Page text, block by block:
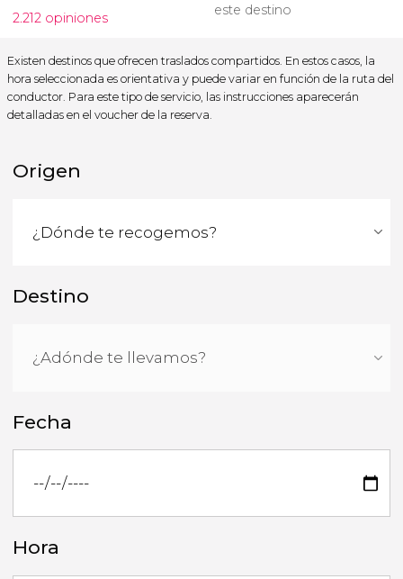
2.212 opiniones
este destino
Existen destinos que ofrecen traslados compartidos. En estos casos, la
hora seleccionada es orientativa y puede variar en función de la ruta del
conductor. Para este tipo de servicio, las instrucciones aparecerán
detalladas en el voucher de la reserva.
Origen
Destino
Fecha
Hora